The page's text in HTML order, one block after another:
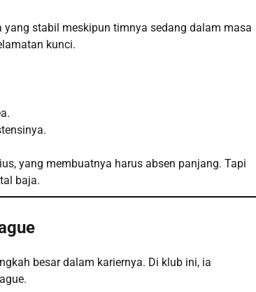
stabil meskipun timnya sedang dalam masa
kunci.
yang membuatnya harus absen panjang. Tapi
baja.
besar dalam kariernya. Di klub ini, ia